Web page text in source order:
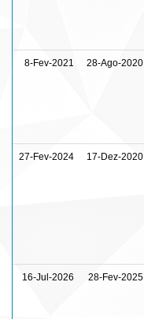
8-Fev-2021 28-Ago-2020
27-Fev-2024 17-Dez-2020
16-Jul-2026 28-Fev-2025